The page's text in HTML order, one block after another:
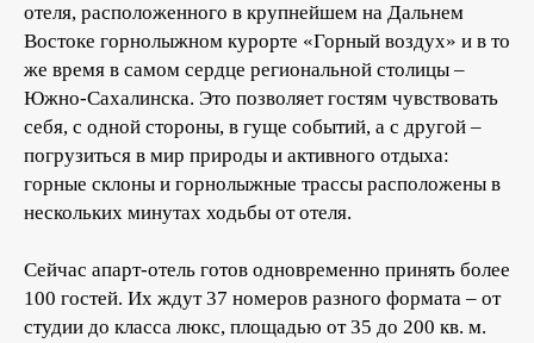
отеля, расположенного в крупнейшем на Дальнем
Востоке горнолыжном курорте «Горный воздух» и в то
же время в самом сердце региональной столицы –
Южно-Сахалинска. Это позволяет гостям чувствовать
себя, с одной стороны, в гуще событий, а с другой –
погрузиться в мир природы и активного отдыха:
горные склоны и горнолыжные трассы расположены в
нескольких минутах ходьбы от отеля.
Сейчас апарт-отель готов одновременно принять более
100 гостей. Их ждут 37 номеров разного формата – от
студии до класса люкс, площадью от 35 до 200 кв. м.